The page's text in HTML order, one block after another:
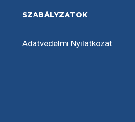
SZABÁLYZATOK
Adatvédelmi Nyilatkozat